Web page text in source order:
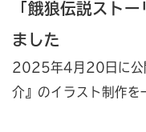
「餓狼伝説スト
ました
2025年4月20日に公
介』のイラスト制作を